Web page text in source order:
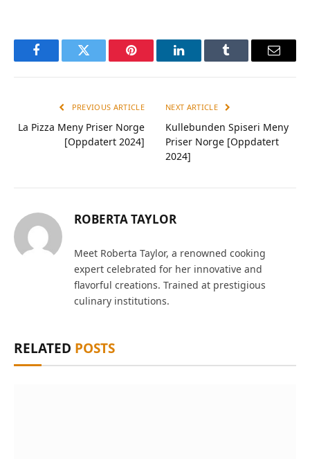
FacebookTwitter Pinterest LinkedInTumblr Email
PREVIOUS ARTICLE
La Pizza Meny Priser Norge
[Oppdatert 2024]
NEXT ARTICLE
Kullebunden Spiseri Meny
Priser Norge [Oppdatert
2024]
ROBERTA TAYLOR
Meet Roberta Taylor, a renowned cooking
expert celebrated for her innovative and
flavorful creations. Trained at prestigious
culinary institutions.
RELATED POSTS